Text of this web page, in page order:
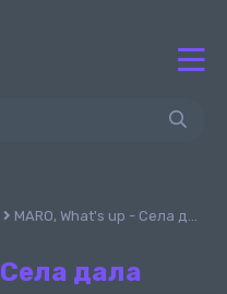
MARO, What's up - Села дала
Села дала